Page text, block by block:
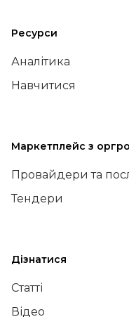
Ресурси
Аналітика
Навчитися
Маркетплейс з
Провайдери та
Тендери
Дізнатися
Статті
Відео